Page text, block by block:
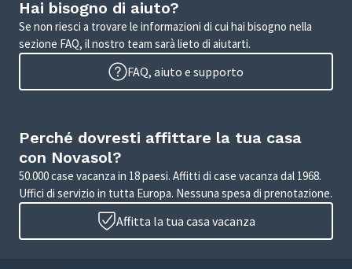
Hai bisogno di aiuto?
Se non riesci a trovare le informazioni di cui hai bisogno nella
sezione FAQ, il nostro team sarà lieto di aiutarti.
FAQ, aiuto e supporto
Perché dovresti affittare la tua casa
con Novasol?
50.000 case vacanza in 18 paesi. Affitti di case vacanza dal 1968.
Uffici di servizio in tutta Europa. Nessuna spesa di prenotazione.
Affitta la tua casa vacanza